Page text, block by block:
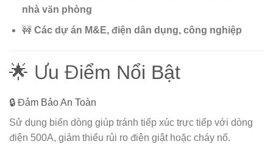
nhà văn phòng
🚧 Các dự án M&E, điện dân dụng, công nghiệp
🌟 Ưu Điểm Nổi Bật
🔒 Đảm Bảo An Toàn
Sử dụng biến dòng giúp tránh tiếp xúc trực tiếp với dòng
điện 500A, giảm thiểu rủi ro điện giật hoặc cháy nổ.